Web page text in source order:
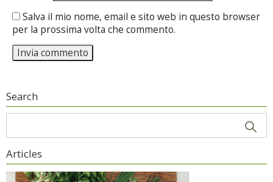
Salva il mio nome, email e sito web in questo browser
per la prossima volta che commento.
Search
Articles